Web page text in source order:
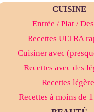
CUISINE
Entrée / Plat /
Recettes ULTRA
Cuisiner avec
Recettes avec des
Recettes
Recettes à moins de